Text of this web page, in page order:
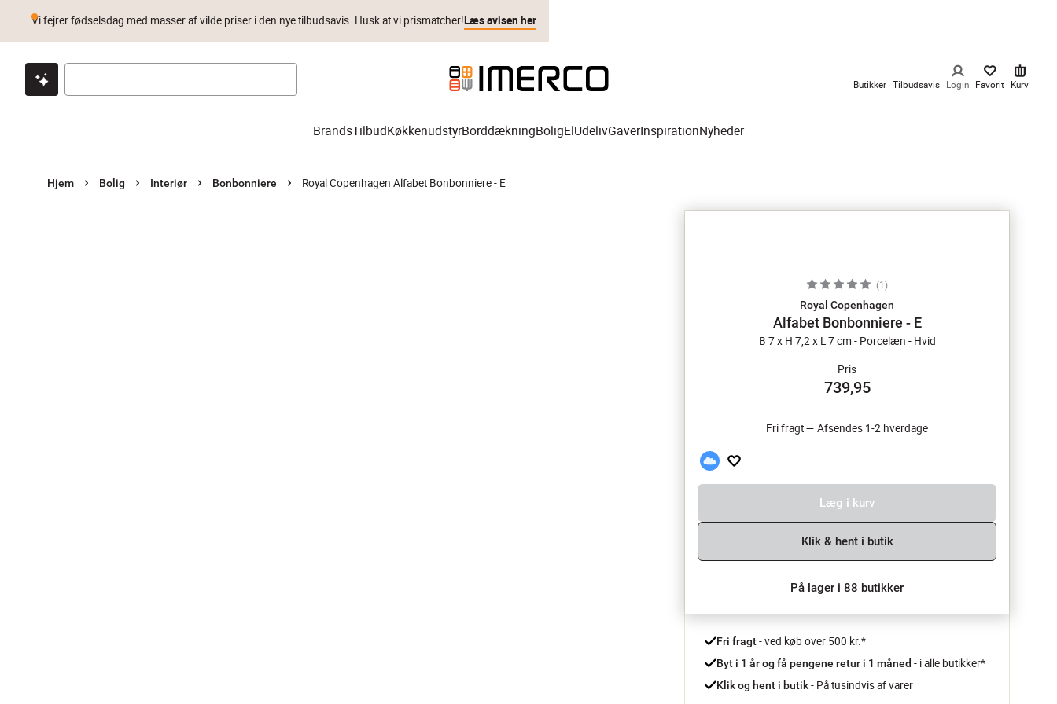
Klik & hent Byt i 1 år Prismatch
Vi fejrer fødselsdag med masser af vilde priser i den nye tilbudsavis. Husk at vi prismatcher!Læs avisen her
Butikker Tilbudsavis Login Favorit Kurv
BrandsTilbudKøkkenudstyrBorddækningBoligElUdelivGaverInspirationNyheder
Hjem Bolig Interiør Bonbonniere Royal Copenhagen Alfabet Bonbonniere - E
(1 )
Royal Copenhagen
Alfabet Bonbonniere - E
B 7 x H 7,2 x L 7 cm - Porcelæn - Hvid
Pris
739,95
Fri fragt — Afsendes 1-2 hverdage
Læg i kurv
Klik & hent i butik
På lager i 88 butikker
Fri fragt - ved køb over 500 kr.*
Byt i 1 år og få pengene retur i 1 måned - i alle butikker*
Klik og hent i butik - På tusindvis af varer